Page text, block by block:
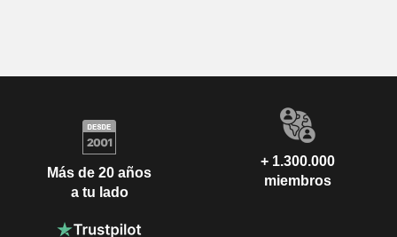
Más de 20 años
a tu lado
+ 1.300.000
miembros